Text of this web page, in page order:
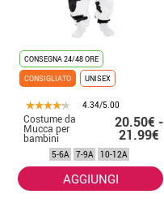
CONSEGNA 24/48 ORE
CONSIGLIATO
UNISEX
4.34/5.00
Costume da
Mucca per
bambini
20.50€ -
21.99€
5-6A 7-9A 10-12A
AGGIUNGI